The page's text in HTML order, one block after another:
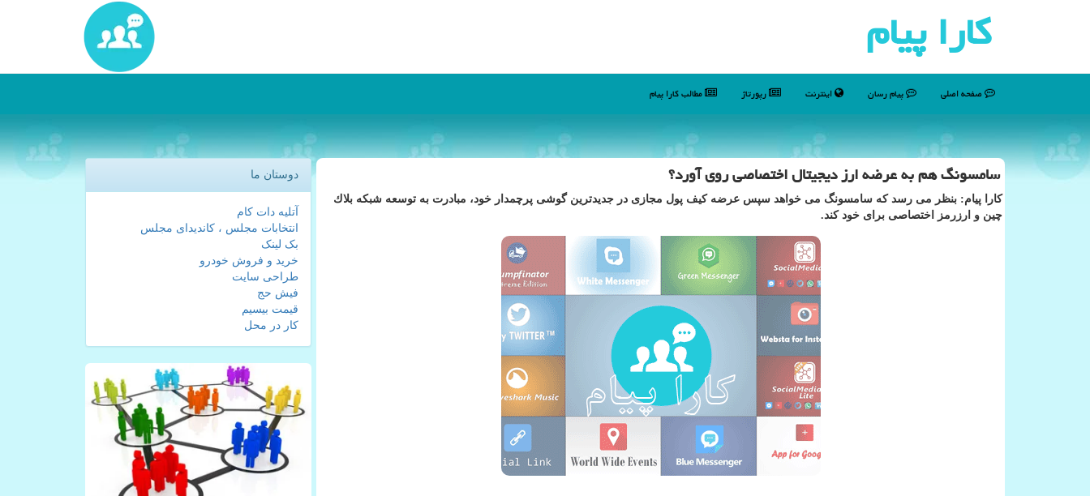
كارا پیام
صفحه اصلی پیام رسان اینترنت رپورتاژ مطالب كارا پیام
سامسونگ هم به عرضه ارز دیجیتال اختصاصی روی آورد؟
كارا پیام: بنظر می رسد كه سامسونگ می خواهد سپس عرضه كیف پول مجازی در جدیدترین گوشی پرچمدار خود، مبادرت به توسعه شبكه بلاك
چین و ارزرمز اختصاصی برای خود كند.
دوستان ما
آتلیه دات کام
انتخابات مجلس ، کاندیدای مجلس
بک لینک
خرید و فروش خودرو
طراحی سایت
فیش حج
قیمت بیسیم
کار در محل